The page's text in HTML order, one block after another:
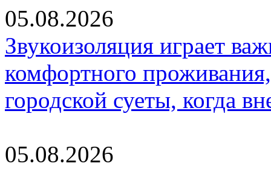
05.08.2026
Звукоизоляция играет
комфортного
городской суеты, когда
05.08.2026